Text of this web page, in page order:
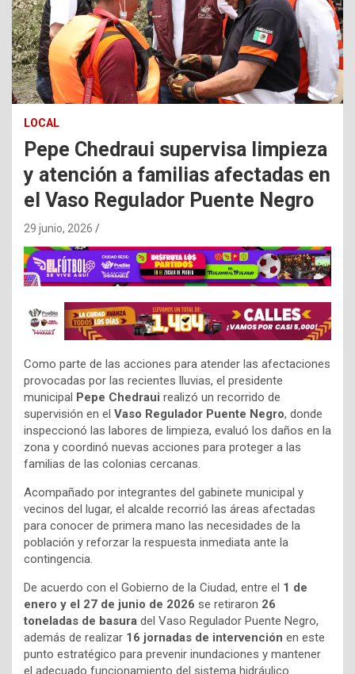
LOCAL
Pepe Chedraui supervisa limpieza
y atención a familias afectadas en
el Vaso Regulador Puente Negro
29 junio, 2026
Como parte de las acciones para atender las afectaciones
provocadas por las recientes lluvias, el presidente
municipal Pepe Chedraui realizó un recorrido de
supervisión en el Vaso Regulador Puente Negro, donde
inspeccionó las labores de limpieza, evaluó los daños en la
zona y coordinó nuevas acciones para proteger a las
familias de las colonias cercanas.
Acompañado por integrantes del gabinete municipal y
vecinos del lugar, el alcalde recorrió las áreas afectadas
para conocer de primera mano las necesidades de la
población y reforzar la respuesta inmediata ante la
contingencia.
De acuerdo con el Gobierno de la Ciudad, entre el 1 de
enero y el 27 de junio de 2026 se retiraron 26
toneladas de basura del Vaso Regulador Puente Negro,
además de realizar 16 jornadas de intervención en este
punto estratégico para prevenir inundaciones y mantener
el adecuado funcionamiento del sistema hidráulico.